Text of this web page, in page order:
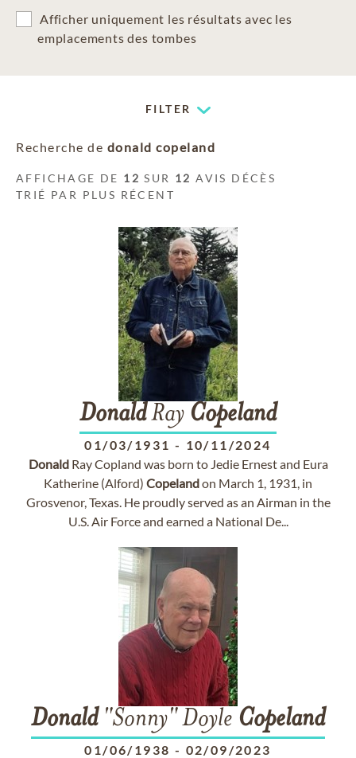
Afficher uniquement les résultats avec les
emplacements des tombes
FILTER
Recherche de donald copeland
AFFICHAGE DE 12 SUR 12 AVIS DÉCÈS
TRIÉ PAR PLUS RÉCENT
DonaldRay Copeland
01/03/1931 - 10/11/2024
DonaldRay Copland was born to Jedie Ernest and Eura
Katherine (Alford) Copelandon March 1, 1931, in
Grosvenor, Texas. He proudly served as an Airman in the
U.S. Air Force and earned a National De...
Donald"Sonny" Doyle Copeland
01/06/1938 - 02/09/2023